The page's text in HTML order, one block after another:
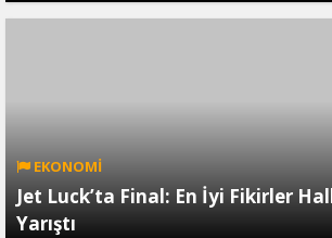
EKONOMİ
Jet Luck’ta Final: En İyi Fikirler
Yarıştı